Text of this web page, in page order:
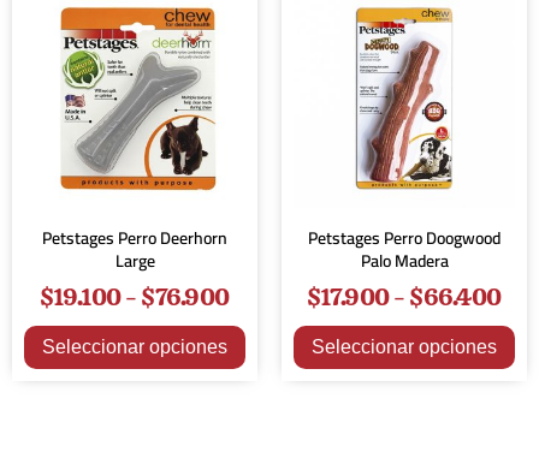
Petstages Perro Deerhorn
Large
$19.100-$76.900
Seleccionar opciones
Petstages Perro Doogwood
Palo Madera
$17.900-$66.400
Seleccionar opciones